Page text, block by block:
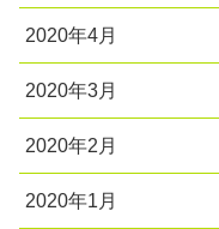
2020年4月
2020年3月
2020年2月
2020年1月